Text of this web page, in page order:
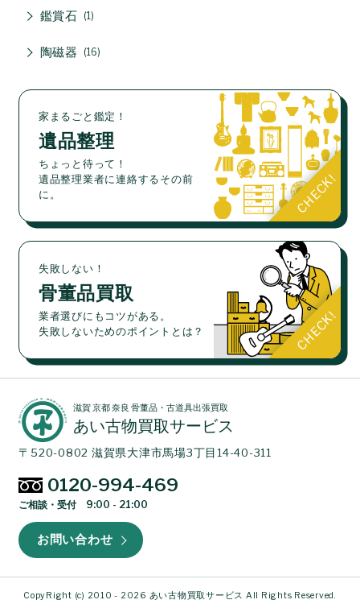
鑑賞石 1
陶磁器 16
家まるごと鑑定！
遺品整理
ちょっと待って！
遺品整理業者に連絡するその前
に。
失敗しない！
骨董品買取
業者選びにもコツがある。
失敗しないためのポイントとは？
滋賀 京都 奈良 骨董品・古道具出張買取
あい古物買取サービス
〒520-0802 滋賀県大津市馬場3丁目14-40-311
0120-994-469
ご相談・受付 9:00 - 21:00
お問い合わせ
CopyRight (c) 2010 - 2026 あい古物買取サービス All Rights Reserved.